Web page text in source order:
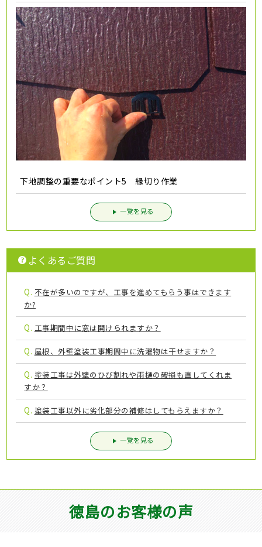
下地調整の重要なポイント5 縁切り作業
一覧を見る
よくあるご質問
Q. 不在が多いのですが、工事を進めてもらう事はできます
か?
Q. 工事期間中に窓は開けられますか？
Q. 屋根、外壁塗装工事期間中に洗濯物は干せますか？
Q. 塗装工事は外壁のひび割れや雨樋の破損も直してくれま
すか？
Q. 塗装工事以外に劣化部分の補修はしてもらえますか？
一覧を見る
徳島のお客様の声